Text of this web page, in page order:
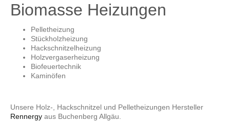
Biomasse Heizungen
Pelletheizung
Stückholzheizung
Hackschnitzelheizung
Holzvergaserheizung
Biofeuertechnik
Kaminöfen
Unsere Holz-, Hackschnitzel und Pelletheizungen Hersteller
Rennergy aus Buchenberg Allgäu.